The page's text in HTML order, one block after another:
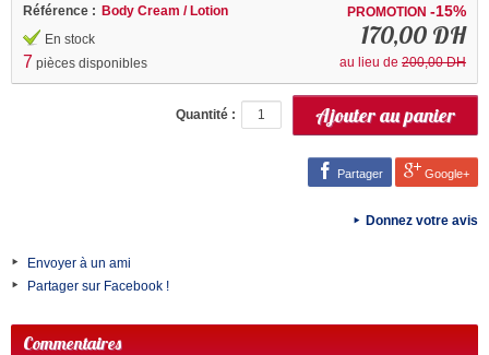
PROMOTION -15%
170,00 DH
au lieu de 200,00 DH
Référence : Body Cream / Lotion
En stock
7 pièces disponibles
Quantité :
Partager Google+
Donnez votre avis
Envoyer à un ami
Partager sur Facebook !
Commentaires